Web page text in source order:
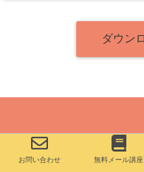
ダウン
お問い合わせ 無料メール講座
Copyright© 歯と歯科医院